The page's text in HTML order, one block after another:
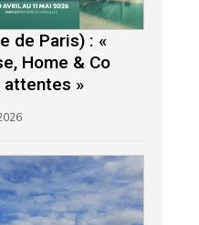
de Paris) : «
Home & Co
attentes »